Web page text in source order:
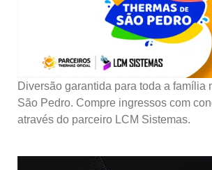
Diversão garantida para toda a família
São Pedro. Compre ingressos com
através do parceiro LCM Sistemas.